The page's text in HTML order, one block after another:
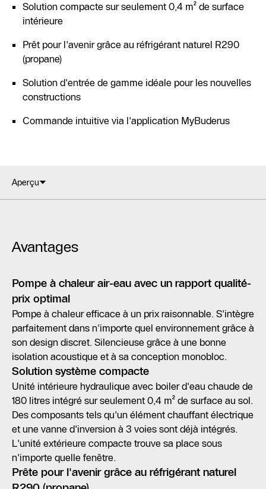
Solution compacte sur seulement 0,4 m² de surface
intérieure
Prêt pour l'avenir grâce au réfrigérant naturel R290
(propane)
Solution d'entrée de gamme idéale pour les nouvelles
constructions
Commande intuitive via l'application MyBuderus
Aperçu
Avantages
Pompe à chaleur air-eau avec un rapport qualité-
prix optimal
Pompe à chaleur efficace à un prix raisonnable. S'intègre
parfaitement dans n'importe quel environnement grâce à
son design discret. Silencieuse grâce à une bonne
isolation acoustique et à sa conception monobloc.
Solution système compacte
Unité intérieure hydraulique avec boiler d'eau chaude de
180 litres intégré sur seulement 0,4 m² de surface au sol.
Des composants tels qu'un élément chauffant électrique
et une vanne d'inversion à 3 voies sont déjà intégrés.
L'unité extérieure compacte trouve sa place sous
n'importe quelle fenêtre.
Prête pour l'avenir grâce au réfrigérant naturel